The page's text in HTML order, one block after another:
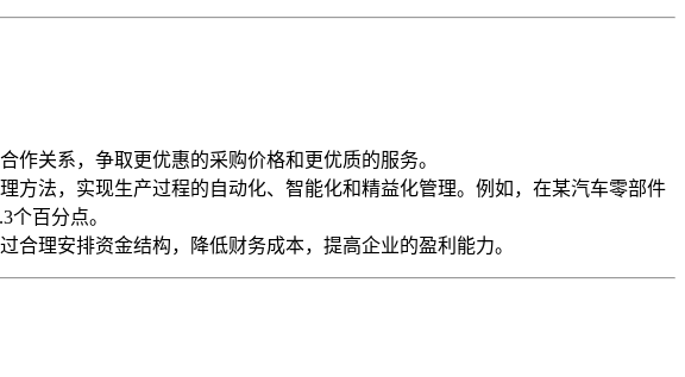
作关系，争取更优惠的采购价格和更优质的服务。
方法，实现生产过程的自动化、智能化和精益化管理。例如，在某汽车零部件
个百分点。
理安排资金结构，降低财务成本，提高企业的盈利能力。